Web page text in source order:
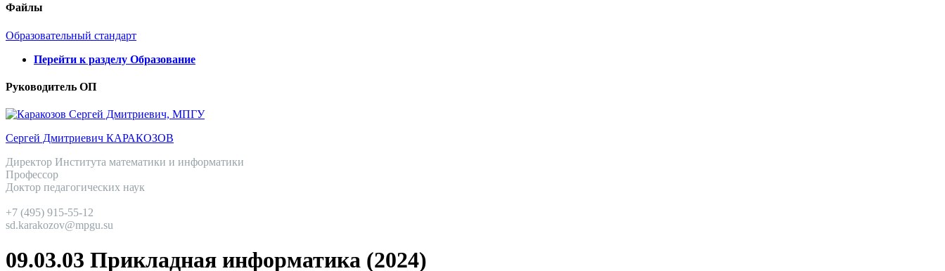
Файлы
Образовательный стандарт
Перейти к разделу Образование
Руководитель ОП
Сергей Дмитриевич КАРАКОЗОВ
Директор Института математики и информатики
Профессор
Доктор педагогических наук
+7 (495) 915-55-12
sd.karakozov@mpgu.su
09.03.03 Прикладная информатика (2024)